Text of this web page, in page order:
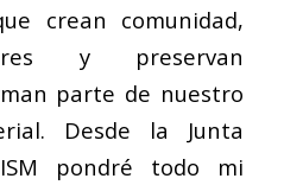
crean comunidad,
y preservan
parte de nuestro
Desde la Junta
pondré todo mi